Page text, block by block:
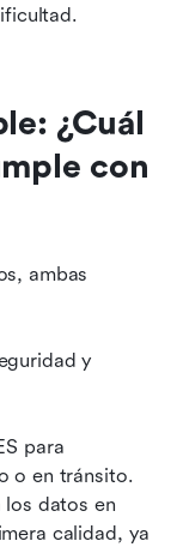
¿Cuál
con
ambas
y
para
o en tránsito.
datos en
calidad, ya